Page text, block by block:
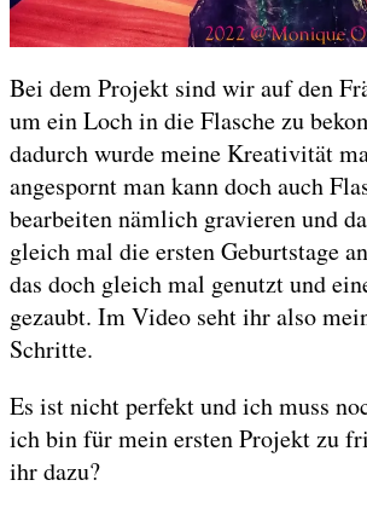
Bei dem Projekt sind wir auf den
um ein Loch in die Flasche zu
dadurch wurde meine Kreativität
angespornt man kann doch auch
bearbeiten nämlich gravieren und
gleich mal die ersten Geburtstage
das doch gleich mal genutzt und
gezaubt. Im Video seht ihr also
Schritte.
Es ist nicht perfekt und ich muss
ich bin für mein ersten Projekt zu
ihr dazu?